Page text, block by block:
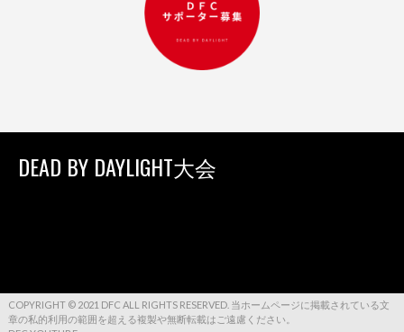
DEAD BY DAYLIGHT大会
COPYRIGHT © 2021 DFC ALL RIGHTS RESERVED. 当ホームページに掲載されている文
章の私的利用の範囲を超える複製や無断転載はご遠慮ください。